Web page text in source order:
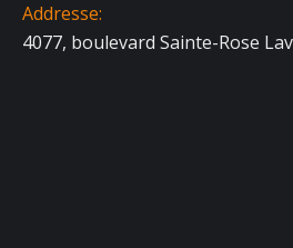
Addresse:
4077, boulevard Sainte-Rose